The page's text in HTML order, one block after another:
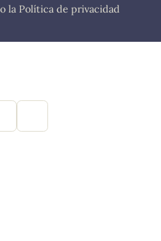
la Política de privacidad